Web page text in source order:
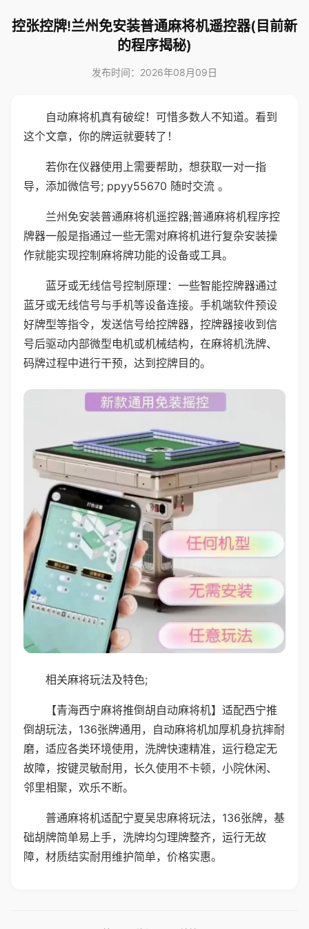
控张控牌!兰州免安装普通麻将机遥控器(目前新
的程序揭秘)
发布时间：2026年08月09日
自动麻将机真有破绽！可惜多数人不知道。看到
这个文章，你的牌运就要转了！
若你在仪器使用上需要帮助，想获取一对一指
导，添加微信号; ppyy55670 随时交流 。
兰州免安装普通麻将机遥控器;普通麻将机程序控
牌器一般是指通过一些无需对麻将机进行复杂安装操
作就能实现控制麻将牌功能的设备或工具。
蓝牙或无线信号控制原理：一些智能控牌器通过
蓝牙或无线信号与手机等设备连接。手机端软件预设
好牌型等指令，发送信号给控牌器，控牌器接收到信
号后驱动内部微型电机或机械结构，在麻将机洗牌、
码牌过程中进行干预，达到控牌目的。
相关麻将玩法及特色;
【青海西宁麻将推倒胡自动麻将机】适配西宁推
倒胡玩法，136张牌通用，自动麻将机加厚机身抗摔耐
磨，适应各类环境使用，洗牌快速精准，运行稳定无
故障，按键灵敏耐用，长久使用不卡顿，小院休闲、
邻里相聚，欢乐不断。
普通麻将机适配宁夏吴忠麻将玩法，136张牌，基
础胡牌简单易上手，洗牌均匀理牌整齐，运行无故
障，材质结实耐用维护简单，价格实惠。